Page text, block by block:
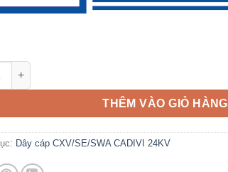
SE SWA 185mm2 CADIVI 24kV số lượng
THÊM VÀO GIỎ HÀNG
Dây cáp CXV/SE/SWA CADIVI 24KV